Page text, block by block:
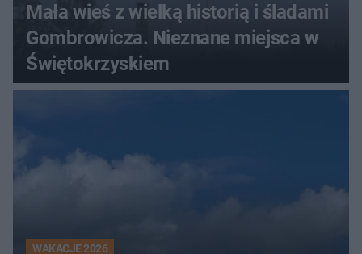
Mała wieś z wielką historią i śladami
Gombrowicza. Nieznane miejsca w
Świętokrzyskiem
WAKACJE 2026